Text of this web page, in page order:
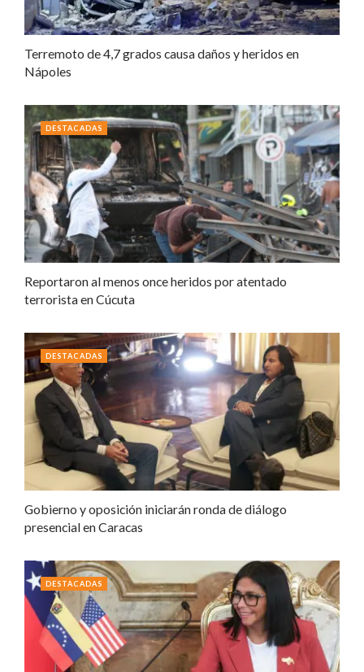
Terremoto de 4,7 grados causa daños y heridos en
Nápoles
Reportaron al menos once heridos por atentado
terrorista en Cúcuta
DESTACADAS
Gobierno y oposición iniciarán ronda de diálogo
presencial en Caracas
DESTACADAS
DESTACADAS